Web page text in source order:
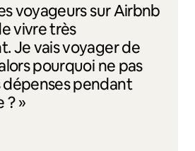
voyageurs sur Airbnb
vivre très
Je vais voyager de
pourquoi ne pas
pendant
? »